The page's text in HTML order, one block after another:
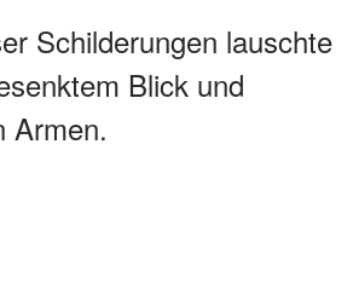
Schilderungen lauschte
Blick und
Armen.